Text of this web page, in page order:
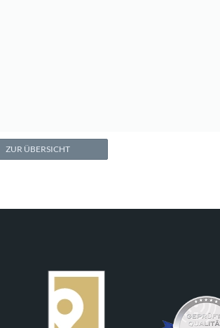
ZUR ÜBERSICHT